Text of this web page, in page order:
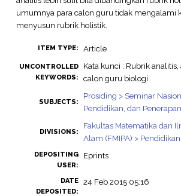
umumnya para calon guru tidak mengalami
menyusun rubrik holistik.
ITEM TYPE: Article
UNCONTROLLED
KEYWORDS:
Kata kunci : Rubrik
calon guru biologi
SUBJECTS:
Prosiding > Seminar
Pendidikan, dan
DIVISIONS:
Fakultas Matematika dan
Alam (FMIPA) >
DEPOSITING
USER:
Eprints
DATE
DEPOSITED:
24 Feb 2015 05:16